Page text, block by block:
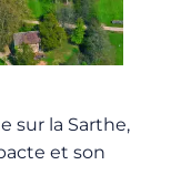
sur la Sarthe,
et son